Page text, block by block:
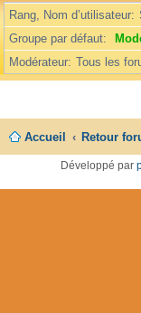
Rang, Nom d’utilisateur
Groupe par défaut
Modérateur Tous les
Accueil Retour
Développé par